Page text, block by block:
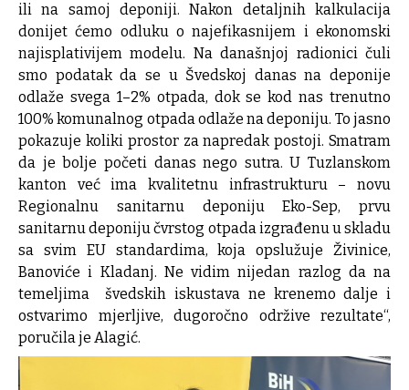
ili na samoj deponiji. Nakon detaljnih kalkulacija
donijet ćemo odluku o najefikasnijem i ekonomski
najisplativijem modelu. Na današnjoj radionici čuli
smo podatak da se u Švedskoj danas na deponije
odlaže svega 1–2% otpada, dok se kod nas trenutno
100% komunalnog otpada odlaže na deponiju. To jasno
pokazuje koliki prostor za napredak postoji. Smatram
da je bolje početi danas nego sutra. U Tuzlanskom
kanton već ima kvalitetnu infrastrukturu – novu
Regionalnu sanitarnu deponiju Eko-Sep, prvu
sanitarnu deponiju čvrstog otpada izgrađenu u skladu
sa svim EU standardima, koja opslužuje Živinice,
Banoviće i Kladanj. Ne vidim nijedan razlog da na
temeljima švedskih iskustava ne krenemo dalje i
ostvarimo mjerljive, dugoročno održive rezultate“,
poručila je Alagić.